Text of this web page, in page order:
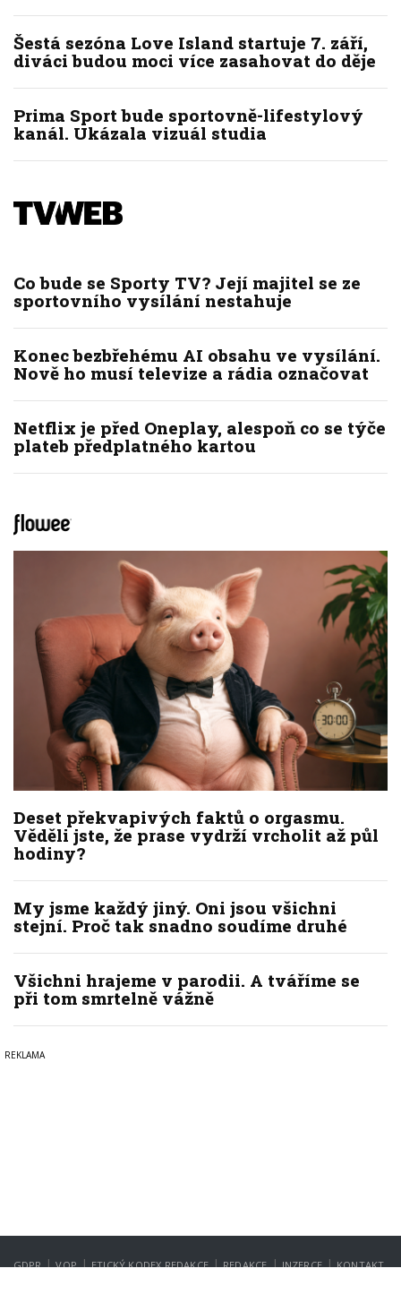
Šestá sezóna Love Island startuje 7. září,
diváci budou moci více zasahovat do děje
Prima Sport bude sportovně-lifestylový
kanál. Ukázala vizuál studia
Co bude se Sporty TV? Její majitel se ze
sportovního vysílání nestahuje
Konec bezbřehému AI obsahu ve vysílání.
Nově ho musí televize a rádia označovat
Netflix je před Oneplay, alespoň co se týče
plateb předplatného kartou
Deset překvapivých faktů o orgasmu.
Věděli jste, že prase vydrží vrcholit až půl
hodiny?
My jsme každý jiný. Oni jsou všichni
stejní. Proč tak snadno soudíme druhé
Všichni hrajeme v parodii. A tváříme se
při tom smrtelně vážně
GDPR | VOP | ETICKÝ KODEX REDAKCE | REDAKCE | INZERCE | KONTAKT